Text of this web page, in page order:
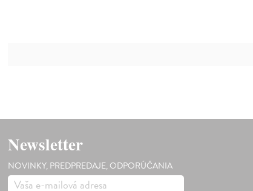
Newsletter
NOVINKY, PREDPREDAJE, ODPORÚČANIA